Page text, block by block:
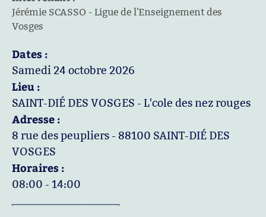
Jérémie SCASSO - Ligue de l'Enseignement des
Vosges
Dates :
Samedi 24 octobre 2026
Lieu :
SAINT-DIÉ DES VOSGES - L'cole des nez rouges
Adresse :
8 rue des peupliers - 88100 SAINT-DIÉ DES
VOSGES
Horaires :
08:00 - 14:00